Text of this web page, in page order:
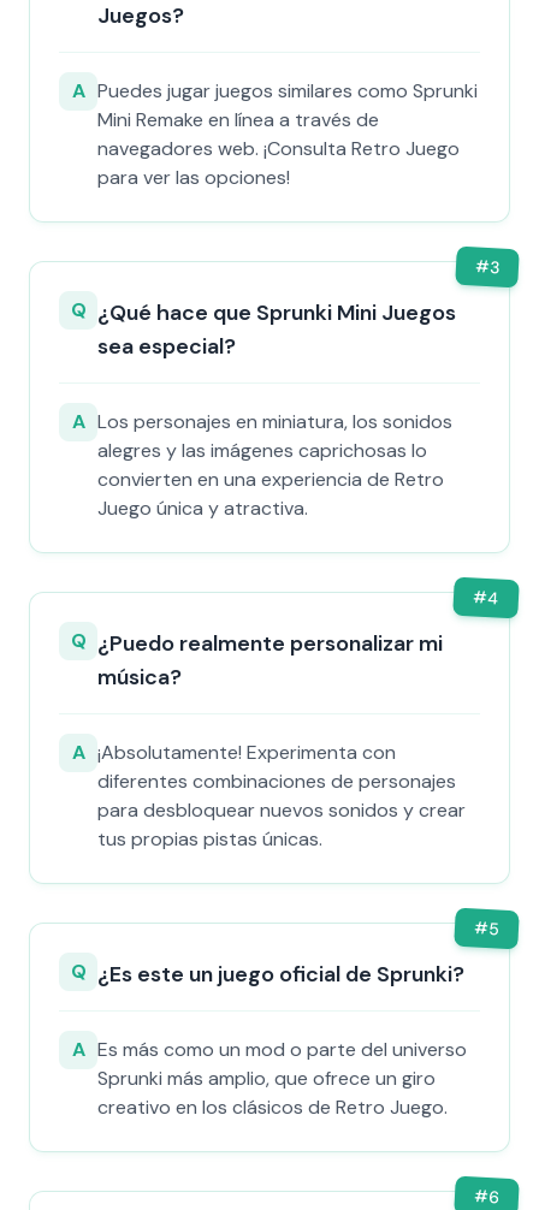
Juegos?
A Puedes jugar juegos similares como Sprunki
Mini Remake en línea a través de
navegadores web. ¡Consulta Retro Juego
para ver las opciones!
#3
Q ¿Qué hace que Sprunki Mini Juegos
sea especial?
A Los personajes en miniatura, los sonidos
alegres y las imágenes caprichosas lo
convierten en una experiencia de Retro
Juego única y atractiva.
#4
Q ¿Puedo realmente personalizar mi
música?
A ¡Absolutamente! Experimenta con
diferentes combinaciones de personajes
para desbloquear nuevos sonidos y crear
tus propias pistas únicas.
#5
Q ¿Es este un juego oficial de Sprunki?
A Es más como un mod o parte del universo
Sprunki más amplio, que ofrece un giro
creativo en los clásicos de Retro Juego.
#6